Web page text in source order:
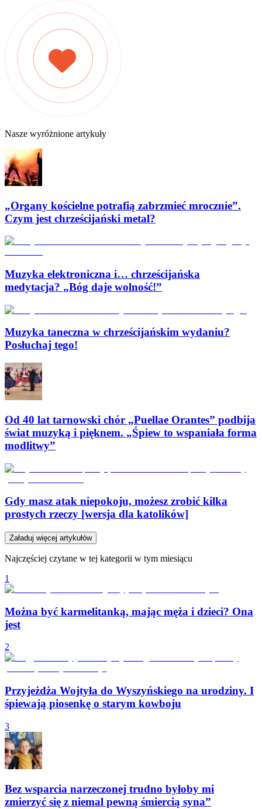
Nasze wyróżnione artykuły
„Organy kościelne potrafią zabrzmieć mrocznie”.
Czym jest chrześcijański metal?
Muzyka elektroniczna i… chrześcijańska
medytacja? „Bóg daje wolność!”
Muzyka taneczna w chrześcijańskim wydaniu?
Posłuchaj tego!
Od 40 lat tarnowski chór „Puellae Orantes” podbija
świat muzyką i pięknem. „Śpiew to wspaniała forma
modlitwy”
Gdy masz atak niepokoju, możesz zrobić kilka
prostych rzeczy [wersja dla katolików]
Załaduj więcej artykułów
Najczęściej czytane w tej kategorii w tym miesiącu
1
Można być karmelitanką, mając męża i dzieci? Ona
jest
2
Przyjeżdża Wojtyła do Wyszyńskiego na urodziny. I
śpiewają piosenkę o starym kowboju
3
Bez wsparcia narzeczonej trudno byłoby mi
zmierzyć się z niemal pewną śmiercią syna”